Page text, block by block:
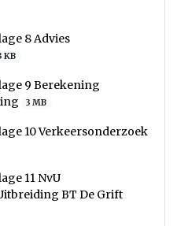
8 Advies
KB
9 Berekening
3 MB
10 Verkeersonderzoek
11 NvU
BT De Grift